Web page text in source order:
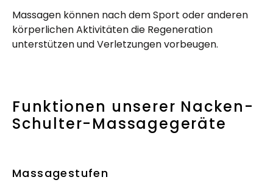
Massagen können nach dem Sport oder anderen
körperlichen Aktivitäten die Regeneration
unterstützen und Verletzungen vorbeugen.
Funktionen unserer Nacken-
Schulter-Massagegeräte
Massagestufen